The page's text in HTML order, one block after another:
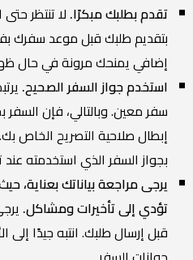
تقدم بطلبك مبكرًا. لا تنتظر
بتقديم طلبك قبل موعد سفرك
إضافي يمنحك مرونة في حال
استخدم جواز السفر الصحيح.
سفر معين. وبالتالي، فإن
إبطال صلاحية التصريح الخاص
بجواز السفر الذي استخدمته
يرجى مراجعة بياناتك بعناية،
تؤدي إلى تأخيرات ومشاكل.
قبل إرسال طلبك. انتبه جيدًا إلى